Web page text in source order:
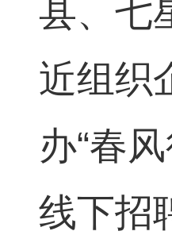
县、七
近组织
办“春
线下招